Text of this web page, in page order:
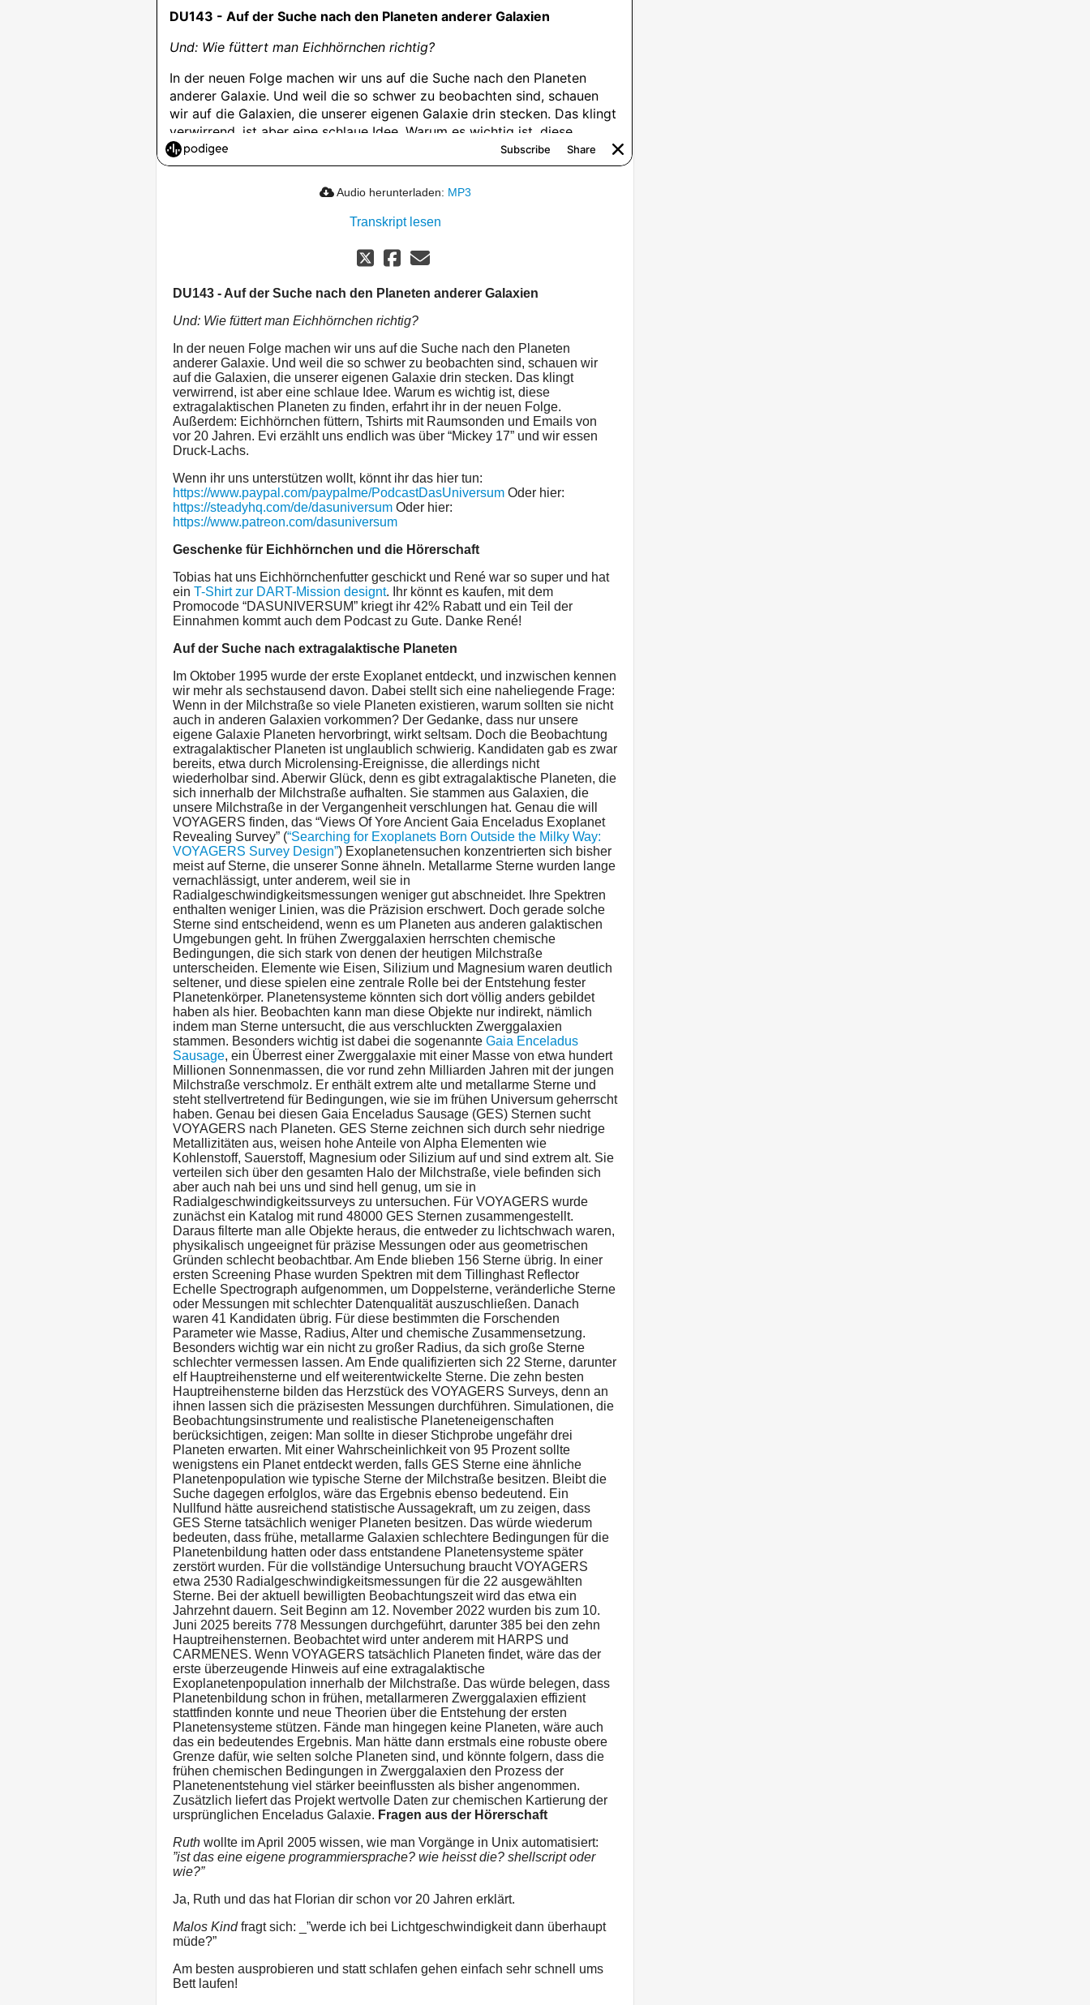
Audio herunterladen: MP3
Transkript lesen
DU143 - Auf der Suche nach den Planeten anderer Galaxien
Und: Wie füttert man Eichhörnchen richtig?
In der neuen Folge machen wir uns auf die Suche nach den Planeten
anderer Galaxie. Und weil die so schwer zu beobachten sind, schauen wir
auf die Galaxien, die unserer eigenen Galaxie drin stecken. Das klingt
verwirrend, ist aber eine schlaue Idee. Warum es wichtig ist, diese
extragalaktischen Planeten zu finden, erfahrt ihr in der neuen Folge.
Außerdem: Eichhörnchen füttern, Tshirts mit Raumsonden und Emails von
vor 20 Jahren. Evi erzählt uns endlich was über “Mickey 17” und wir essen
Druck-Lachs.
Wenn ihr uns unterstützen wollt, könnt ihr das hier tun:
https://www.paypal.com/paypalme/PodcastDasUniversum Oder hier:
https://steadyhq.com/de/dasuniversum Oder hier:
https://www.patreon.com/dasuniversum
Geschenke für Eichhörnchen und die Hörerschaft
Tobias hat uns Eichhörnchenfutter geschickt und René war so super und hat
ein T-Shirt zur DART-Mission designt. Ihr könnt es kaufen, mit dem
Promocode “DASUNIVERSUM” kriegt ihr 42% Rabatt und ein Teil der
Einnahmen kommt auch dem Podcast zu Gute. Danke René!
Auf der Suche nach extragalaktische Planeten
Im Oktober 1995 wurde der erste Exoplanet entdeckt, und inzwischen kennen
wir mehr als sechstausend davon. Dabei stellt sich eine naheliegende Frage:
Wenn in der Milchstraße so viele Planeten existieren, warum sollten sie nicht
auch in anderen Galaxien vorkommen? Der Gedanke, dass nur unsere
eigene Galaxie Planeten hervorbringt, wirkt seltsam. Doch die Beobachtung
extragalaktischer Planeten ist unglaublich schwierig. Kandidaten gab es zwar
bereits, etwa durch Microlensing-Ereignisse, die allerdings nicht
wiederholbar sind. Aberwir Glück, denn es gibt extragalaktische Planeten, die
sich innerhalb der Milchstraße aufhalten. Sie stammen aus Galaxien, die
unsere Milchstraße in der Vergangenheit verschlungen hat. Genau die will
VOYAGERS finden, das “Views Of Yore Ancient Gaia Enceladus Exoplanet
Revealing Survey” (“Searching for Exoplanets Born Outside the Milky Way:
VOYAGERS Survey Design”) Exoplanetensuchen konzentrierten sich bisher
meist auf Sterne, die unserer Sonne ähneln. Metallarme Sterne wurden lange
vernachlässigt, unter anderem, weil sie in
Radialgeschwindigkeitsmessungen weniger gut abschneidet. Ihre Spektren
enthalten weniger Linien, was die Präzision erschwert. Doch gerade solche
Sterne sind entscheidend, wenn es um Planeten aus anderen galaktischen
Umgebungen geht. In frühen Zwerggalaxien herrschten chemische
Bedingungen, die sich stark von denen der heutigen Milchstraße
unterscheiden. Elemente wie Eisen, Silizium und Magnesium waren deutlich
seltener, und diese spielen eine zentrale Rolle bei der Entstehung fester
Planetenkörper. Planetensysteme könnten sich dort völlig anders gebildet
haben als hier. Beobachten kann man diese Objekte nur indirekt, nämlich
indem man Sterne untersucht, die aus verschluckten Zwerggalaxien
stammen. Besonders wichtig ist dabei die sogenannte Gaia Enceladus
Sausage, ein Überrest einer Zwerggalaxie mit einer Masse von etwa hundert
Millionen Sonnenmassen, die vor rund zehn Milliarden Jahren mit der jungen
Milchstraße verschmolz. Er enthält extrem alte und metallarme Sterne und
steht stellvertretend für Bedingungen, wie sie im frühen Universum geherrscht
haben. Genau bei diesen Gaia Enceladus Sausage (GES) Sternen sucht
VOYAGERS nach Planeten. GES Sterne zeichnen sich durch sehr niedrige
Metallizitäten aus, weisen hohe Anteile von Alpha Elementen wie
Kohlenstoff, Sauerstoff, Magnesium oder Silizium auf und sind extrem alt. Sie
verteilen sich über den gesamten Halo der Milchstraße, viele befinden sich
aber auch nah bei uns und sind hell genug, um sie in
Radialgeschwindigkeitssurveys zu untersuchen. Für VOYAGERS wurde
zunächst ein Katalog mit rund 48000 GES Sternen zusammengestellt.
Daraus filterte man alle Objekte heraus, die entweder zu lichtschwach waren,
physikalisch ungeeignet für präzise Messungen oder aus geometrischen
Gründen schlecht beobachtbar. Am Ende blieben 156 Sterne übrig. In einer
ersten Screening Phase wurden Spektren mit dem Tillinghast Reflector
Echelle Spectrograph aufgenommen, um Doppelsterne, veränderliche Sterne
oder Messungen mit schlechter Datenqualität auszuschließen. Danach
waren 41 Kandidaten übrig. Für diese bestimmten die Forschenden
Parameter wie Masse, Radius, Alter und chemische Zusammensetzung.
Besonders wichtig war ein nicht zu großer Radius, da sich große Sterne
schlechter vermessen lassen. Am Ende qualifizierten sich 22 Sterne, darunter
elf Hauptreihensterne und elf weiterentwickelte Sterne. Die zehn besten
Hauptreihensterne bilden das Herzstück des VOYAGERS Surveys, denn an
ihnen lassen sich die präzisesten Messungen durchführen. Simulationen, die
Beobachtungsinstrumente und realistische Planeteneigenschaften
berücksichtigen, zeigen: Man sollte in dieser Stichprobe ungefähr drei
Planeten erwarten. Mit einer Wahrscheinlichkeit von 95 Prozent sollte
wenigstens ein Planet entdeckt werden, falls GES Sterne eine ähnliche
Planetenpopulation wie typische Sterne der Milchstraße besitzen. Bleibt die
Suche dagegen erfolglos, wäre das Ergebnis ebenso bedeutend. Ein
Nullfund hätte ausreichend statistische Aussagekraft, um zu zeigen, dass
GES Sterne tatsächlich weniger Planeten besitzen. Das würde wiederum
bedeuten, dass frühe, metallarme Galaxien schlechtere Bedingungen für die
Planetenbildung hatten oder dass entstandene Planetensysteme später
zerstört wurden. Für die vollständige Untersuchung braucht VOYAGERS
etwa 2530 Radialgeschwindigkeitsmessungen für die 22 ausgewählten
Sterne. Bei der aktuell bewilligten Beobachtungszeit wird das etwa ein
Jahrzehnt dauern. Seit Beginn am 12. November 2022 wurden bis zum 10.
Juni 2025 bereits 778 Messungen durchgeführt, darunter 385 bei den zehn
Hauptreihensternen. Beobachtet wird unter anderem mit HARPS und
CARMENES. Wenn VOYAGERS tatsächlich Planeten findet, wäre das der
erste überzeugende Hinweis auf eine extragalaktische
Exoplanetenpopulation innerhalb der Milchstraße. Das würde belegen, dass
Planetenbildung schon in frühen, metallarmeren Zwerggalaxien effizient
stattfinden konnte und neue Theorien über die Entstehung der ersten
Planetensysteme stützen. Fände man hingegen keine Planeten, wäre auch
das ein bedeutendes Ergebnis. Man hätte dann erstmals eine robuste obere
Grenze dafür, wie selten solche Planeten sind, und könnte folgern, dass die
frühen chemischen Bedingungen in Zwerggalaxien den Prozess der
Planetenentstehung viel stärker beeinflussten als bisher angenommen.
Zusätzlich liefert das Projekt wertvolle Daten zur chemischen Kartierung der
ursprünglichen Enceladus Galaxie. Fragen aus der Hörerschaft
Ruth wollte im April 2005 wissen, wie man Vorgänge in Unix automatisiert:
”ist das eine eigene programmiersprache? wie heisst die? shellscript oder
wie?”
Ja, Ruth und das hat Florian dir schon vor 20 Jahren erklärt.
Malos Kindfragt sich: _”werde ich bei Lichtgeschwindigkeit dann überhaupt
müde?”
Am besten ausprobieren und statt schlafen gehen einfach sehr schnell ums
Bett laufen!